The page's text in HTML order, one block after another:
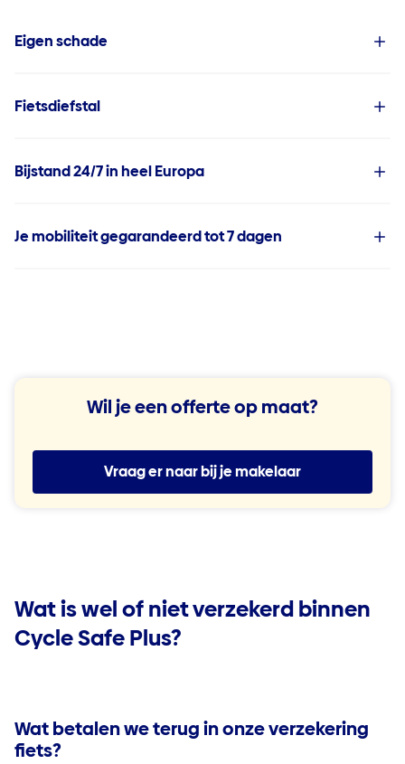
Eigen schade
Fietsdiefstal
Bijstand 24/7 in heel Europa
Je mobiliteit gegarandeerd tot 7 dagen
Wil je een offerte op maat?
Vraag er naar bij je makelaar
Wat is wel of niet verzekerd binnen
Cycle Safe Plus?
Wat betalen we terug in onze verzekering
fiets?